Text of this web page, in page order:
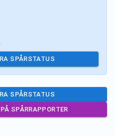
SPÅRSTATUS
SPÅRSTATUS
SPÅRRAPPORTER